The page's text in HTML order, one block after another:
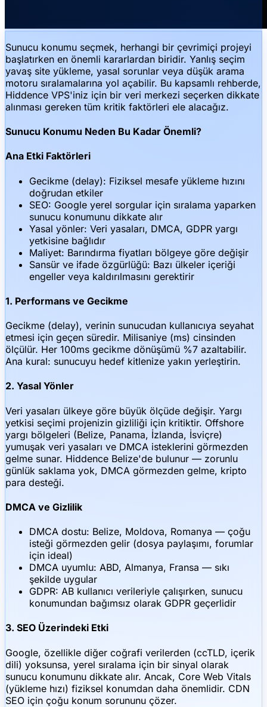
Sunucu konumu seçmek, herhangi bir çevrimiçi projeyi
başlatırken en önemli kararlardan biridir. Yanlış seçim
yavaş site yükleme, yasal sorunlar veya düşük arama
motoru sıralamalarına yol açabilir. Bu kapsamlı rehberde,
Hiddence VPS'iniz için bir veri merkezi seçerken dikkate
alınması gereken tüm kritik faktörleri ele alacağız.
Sunucu Konumu Neden Bu Kadar Önemli?
Ana Etki Faktörleri
Gecikme (delay): Fiziksel mesafe yükleme hızını
doğrudan etkiler
SEO: Google yerel sorgular için sıralama yaparken
sunucu konumunu dikkate alır
Yasal yönler: Veri yasaları, DMCA, GDPR yargı
yetkisine bağlıdır
Maliyet: Barındırma fiyatları bölgeye göre değişir
Sansür ve ifade özgürlüğü: Bazı ülkeler içeriği
engeller veya kaldırılmasını gerektirir
1. Performans ve Gecikme
Gecikme (delay), verinin sunucudan kullanıcıya seyahat
etmesi için geçen süredir. Milisaniye (ms) cinsinden
ölçülür. Her 100ms gecikme dönüşümü %7 azaltabilir.
Ana kural: sunucuyu hedef kitlenize yakın yerleştirin.
2. Yasal Yönler
Veri yasaları ülkeye göre büyük ölçüde değişir. Yargı
yetkisi seçimi projenizin gizliliği için kritiktir. Offshore
yargı bölgeleri (Belize, Panama, İzlanda, İsviçre)
yumuşak veri yasaları ve DMCA isteklerini görmezden
gelme sunar. Hiddence Belize'de bulunur — zorunlu
günlük saklama yok, DMCA görmezden gelme, kripto
para desteği.
DMCA ve Gizlilik
DMCA dostu: Belize, Moldova, Romanya — çoğu
isteği görmezden gelir (dosya paylaşımı, forumlar
için ideal)
DMCA uyumlu: ABD, Almanya, Fransa — sıkı
şekilde uygular
GDPR: AB kullanıcı verileriyle çalışırken, sunucu
konumundan bağımsız olarak GDPR geçerlidir
3. SEO Üzerindeki Etki
Google, özellikle diğer coğrafi verilerden (ccTLD, içerik
dili) yoksunsa, yerel sıralama için bir sinyal olarak
sunucu konumunu dikkate alır. Ancak, Core Web Vitals
(yükleme hızı) fiziksel konumdan daha önemlidir. CDN
SEO için çoğu konum sorununu çözer.